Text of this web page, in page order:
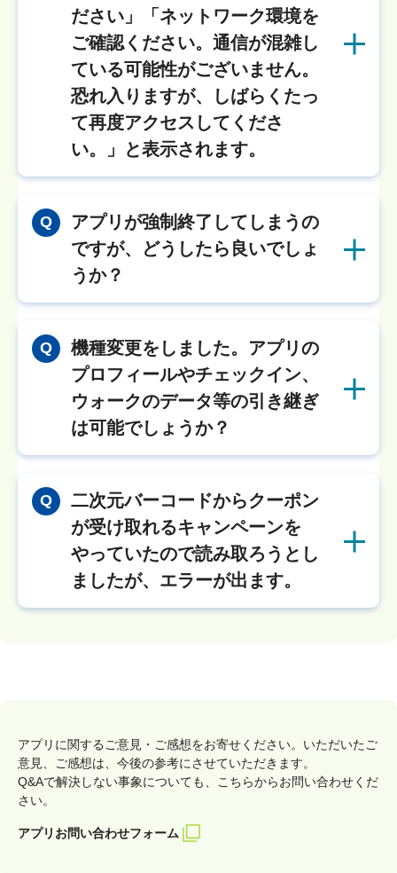
ださい」「ネットワーク環境を
ご確認ください。通信が混雑し
ている可能性がございません。
恐れ入りますが、しばらくたっ
て再度アクセスしてくださ
い。」と表示されます。
Q
アプリが強制終了してしまうの
ですが、どうしたら良いでしょ
うか？
Q
機種変更をしました。アプリの
プロフィールやチェックイン、
ウォークのデータ等の引き継ぎ
は可能でしょうか？
Q
二次元バーコードからクーポン
が受け取れるキャンペーンを
やっていたので読み取ろうとし
ましたが、エラーが出ます。
アプリに関するご意見・ご感想をお寄せください。いただいたご
意見、ご感想は、今後の参考にさせていただきます。
Q&Aで解決しない事象についても、こちらからお問い合わせくだ
さい。
アプリお問い合わせフォーム